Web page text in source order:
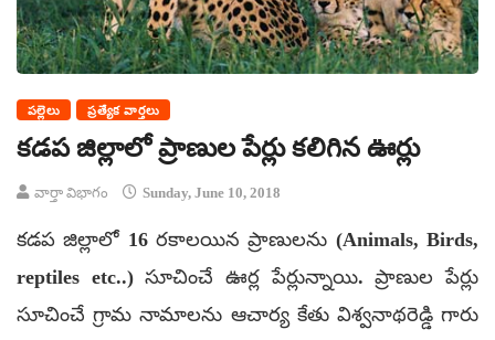
పల్లెలు ప్రత్యేక వార్తలు
కడప జిల్లాలో ప్రాణుల పేర్లు కలిగిన ఊర్లు
వార్తా విభాగం Sunday, June 10, 2018
కడప జిల్లాలో 16 రకాలయిన ప్రాణులను (Animals, Birds,
reptiles etc..) సూచించే ఊర్ల పేర్లున్నాయి. ప్రాణుల పేర్లు
సూచించే గ్రామ నామాలను ఆచార్య కేతు విశ్వనాథరెడ్డి గారు